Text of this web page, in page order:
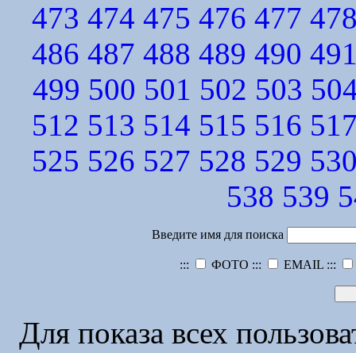
473 474 475 476 477
486 487 488 489 490
499 500 501 502 503
512 513 514 515 516
525 526 527 528 529
538 539
Введите имя для поиска
::: ФОТО ::: EMAIL :::
Для показа всех